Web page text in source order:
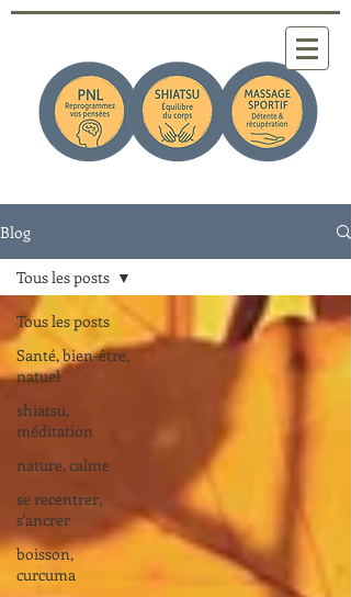
Blog
Tous les posts
Santé, bien-être,
natuel
shiatsu,
méditation
nature, calme
se recentrer,
s'ancrer
boisson,
curcuma
Tous les posts